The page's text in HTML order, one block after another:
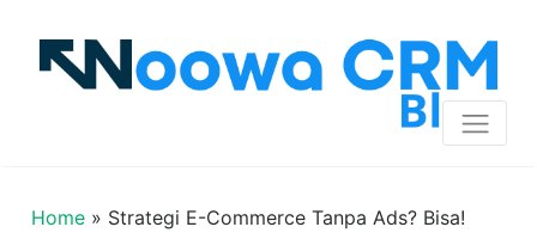
Home » Strategi E-Commerce Tanpa Ads? Bisa!